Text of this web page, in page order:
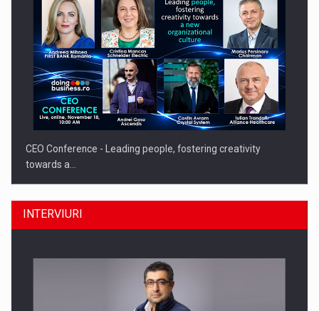
CEO Conference - Leading people, fostering creativity
towards a…
INTERVIURI